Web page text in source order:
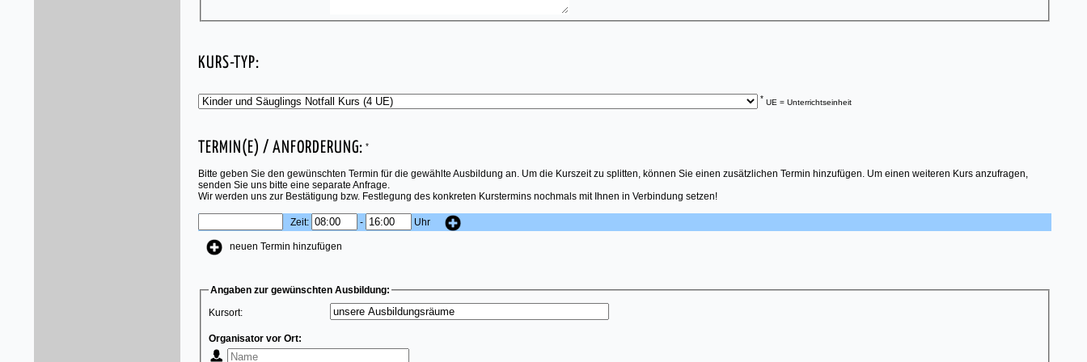
KURS-TYP:
* UE = Unterrichtseinheit
TERMIN(E) / ANFORDERUNG: *
Bitte geben Sie den gewünschten Termin für die gewählte Ausbildung an. Um die Kurszeit zu splitten, können Sie einen zusätzlichen Termin hinzufügen. Um einen weiteren Kurs anzufragen,
senden Sie uns bitte eine separate Anfrage.
Wir werden uns zur Bestätigung bzw. Festlegung des konkreten Kurstermins nochmals mit Ihnen in Verbindung setzen!
Zeit: - Uhr
neuen Termin hinzufügen
Angaben zur gewünschten Ausbildung:
Kursort:
Organisator vor Ort: